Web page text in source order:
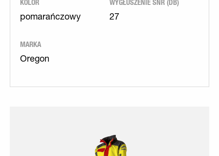
KOLOR
pomarańczowy
WYGŁUSZENIE SNR (DB)
27
MARKA
Oregon